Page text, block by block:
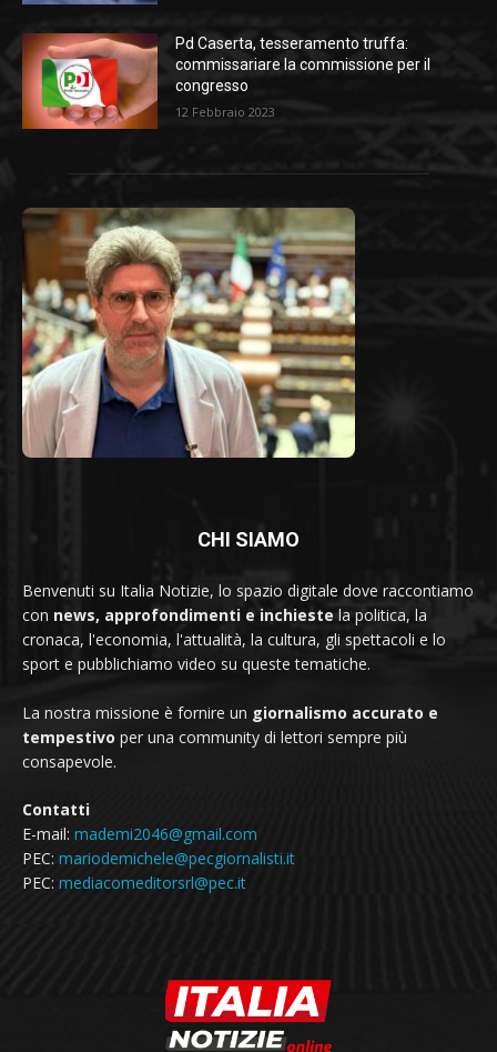
Pd Caserta, tesseramento truffa:
commissariare la commissione per il
congresso
12 Febbraio 2023
CHI SIAMO
Benvenuti su Italia Notizie, lo spazio digitale dove raccontiamo
con news, approfondimenti e inchieste la politica, la
cronaca, l'economia, l'attualità, la cultura, gli spettacoli e lo
sport e pubblichiamo video su queste tematiche.
La nostra missione è fornire un giornalismo accurato e
tempestivo per una community di lettori sempre più
consapevole.
Contatti
E-mail: mademi2046@gmail.com
PEC: mariodemichele@pecgiornalisti.it
PEC: mediacomeditorsrl@pec.it